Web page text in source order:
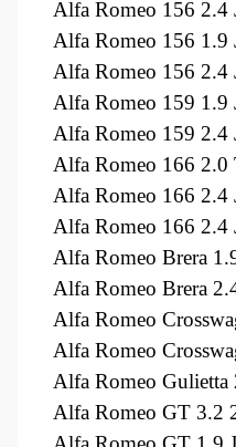
Alfa Romeo 156
Alfa Romeo 156
Alfa Romeo 156
Alfa Romeo 159
Alfa Romeo 159
Alfa Romeo 166
Alfa Romeo 166
Alfa Romeo 166
Alfa Romeo Brera
Alfa Romeo Brera
Alfa Romeo
Alfa Romeo
Alfa Romeo
Alfa Romeo GT 3.2